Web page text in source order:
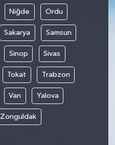
Niğde Ordu
Sakarya Samsun
Sinop Sivas
Tokat Trabzon
Van Yalova
Zonguldak